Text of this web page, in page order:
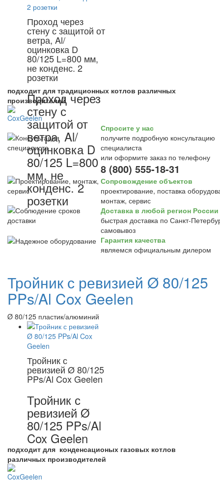
Проход через
стену с защитой от
ветра, Al/
оцинковка D
80/125 L=800 мм,
не конденс. 2
розетки
Проход через
стену с
защитой от
ветра, Al/
оцинковка D
80/125 L=800
мм, не
конденс. 2
розетки
подходит для традиционных котлов различных
производителей
Спросите у нас
получите подробную консультацию
специалиста
или оформите заказ по телефону
8 (800) 555-18-31
Сопровождение объектов
проектирование, поставка
монтаж, сервис
Доставка в любой регион России
быстрая доставка по Санкт-
самовывоз
Гарантия качества
являемся официальным дилером
Тройник с ревизией Ø 80/125
PPs/Al Cox Geelen
Ø 80/125 пластик/алюминий
Тройник с
ревизией Ø 80/125
PPs/Al Cox Geelen
Тройник с
ревизией Ø
80/125 PPs/Al
Cox Geelen
подходит для конденсационых газовых котлов
различных производителей